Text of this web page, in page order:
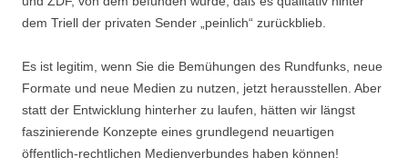
dem Triell der privaten Sender „peinlich“ zurückblieb.
Es ist legitim, wenn Sie die Bemühungen des Rundfunks, neue
Formate und neue Medien zu nutzen, jetzt herausstellen. Aber
statt der Entwicklung hinterher zu laufen, hätten wir längst
faszinierende Konzepte eines grundlegend neuartigen
öffentlich-rechtlichen Medienverbundes haben können!